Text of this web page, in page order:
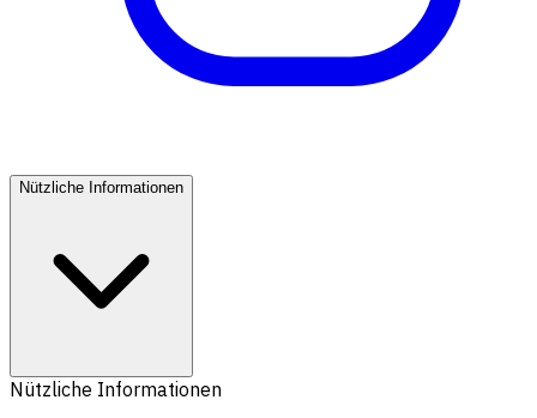
Nützliche Informationen
Nützliche Informationen